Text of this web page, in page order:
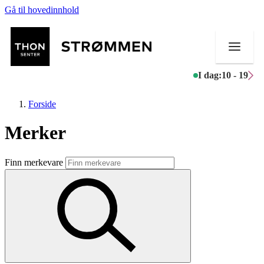
Gå til hovedinnhold
I dag:10 - 19
Butikker
Mat og drikke
Aktiviteter
Forside
Merker
Finn merkevare